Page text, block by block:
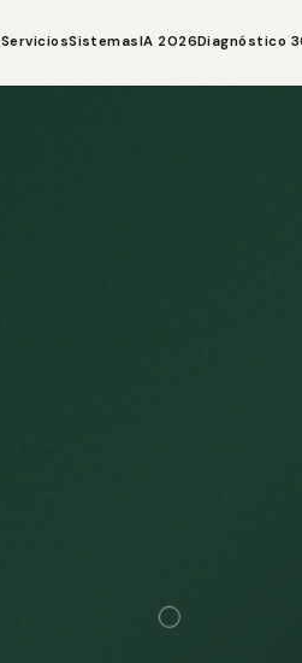
ServiciosSistemasIA 2026Diagnóstico